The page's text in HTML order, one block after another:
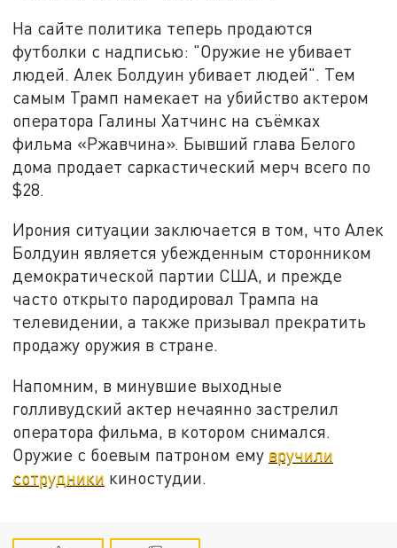
На сайте политика теперь продаются
футболки с надписью: "Оружие не убивает
людей. Алек Болдуин убивает людей". Тем
самым Трамп намекает на убийство актером
оператора Галины Хатчинс на съёмках
фильма «Ржавчина». Бывший глава Белого
дома продает саркастический мерч всего по
$28.
Ирония ситуации заключается в том, что Алек
Болдуин является убежденным сторонником
демократической партии США, и прежде
часто открыто пародировал Трампа на
телевидении, а также призывал прекратить
продажу оружия в стране.
Напомним, в минувшие выходные
голливудский актер нечаянно застрелил
оператора фильма, в котором снимался.
Оружие с боевым патроном ему вручили
сотрудники киностудии.